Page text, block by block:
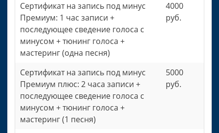
Сертификат на запись под минус
Премиум: 1 час записи +
последующее сведение голоса с
минусом + тюнинг голоса +
мастеринг (одна песня)
4000
руб.
Сертификат на запись под минус
Премиум плюс: 2 часа записи +
последующее сведение голоса с
минусом + тюнинг голоса +
мастеринг (1 песня)
5000
руб.